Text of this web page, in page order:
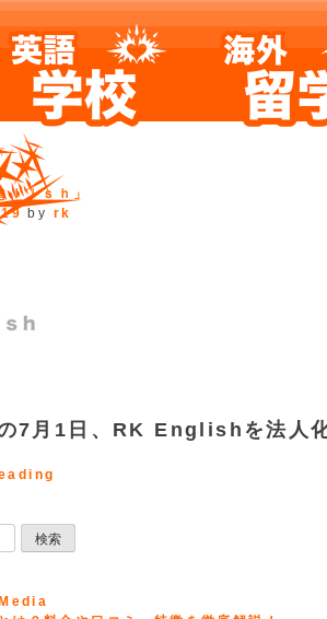
ｉｓｈ」
by rk
7月1日、RK Englishを法人
社
Ｒ
ｎ